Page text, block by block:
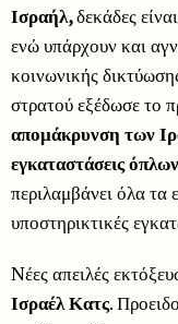
Ισραήλ,δεκάδες
ενώ υπάρχουν και
κοινωνικής
στρατού εξέδωσε το
απομάκρυνση των
εγκαταστάσεις
περιλαμβάνει όλα τα
υποστηρικτικές
Nέες απειλές
Ισραέλ Κατς.